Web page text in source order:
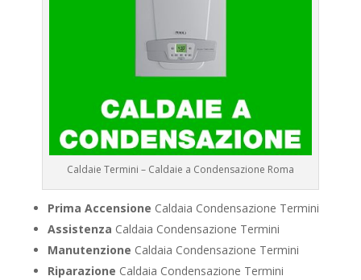
Caldaie Termini – Caldaie a Condensazione Roma
Prima Accensione Caldaia Condensazione Termini
Assistenza Caldaia Condensazione Termini
Manutenzione Caldaia Condensazione Termini
Riparazione Caldaia Condensazione Termini